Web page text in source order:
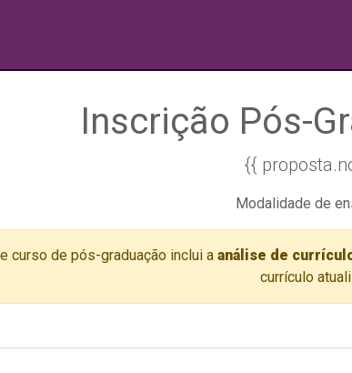
Inscrição Pós-
{{
Modalidade de
curso de pós-graduação inclui a análise de
currículo